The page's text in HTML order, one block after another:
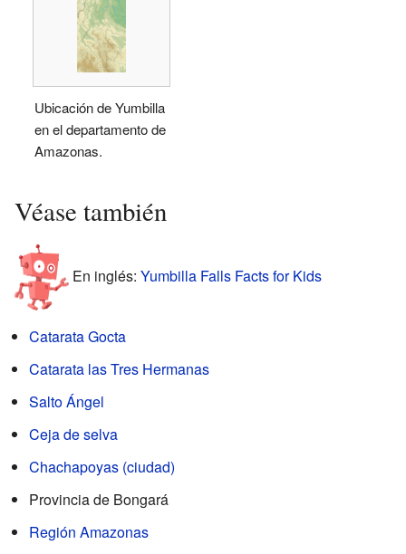
Ubicación de Yumbilla
en el departamento de
Amazonas.
Véase también
En inglés: Yumbilla Falls Facts for Kids
Catarata Gocta
Catarata las Tres Hermanas
Salto Ángel
Ceja de selva
Chachapoyas (ciudad)
Provincia de Bongará
Región Amazonas